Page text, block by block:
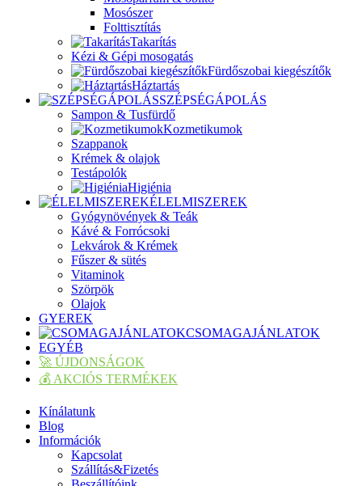
Mosószer
Folttisztítás
Takarítás
Kézi & Gépi mosogatás
Fürdőszobai kiegészítők
Háztartás
SZÉPSÉGÁPOLÁS
Sampon & Tusfürdő
Kozmetikumok
Szappanok
Krémek & olajok
Testápolók
Higiénia
ÉLELMISZEREK
Gyógynövények & Teák
Kávé & Forrócsoki
Lekvárok & Krémek
Fűszer & sütés
Vitaminok
Szörpök
Olajok
GYEREK
CSOMAGAJÁNLATOK
EGYÉB
🚀 ÚJDONSÁGOK
💰 AKCIÓS TERMÉKEK
Kínálatunk
Blog
Információk
Kapcsolat
Szállítás&Fizetés